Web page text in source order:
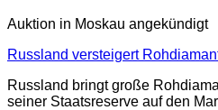
Auktion in Moskau angekündigt
Russland versteigert
Russland bringt große
seiner Staatsreserve auf den